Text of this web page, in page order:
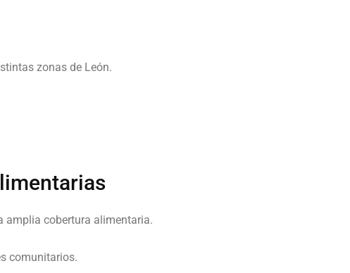
zonas de León.
amplia cobertura alimentaria.
comunitarios.